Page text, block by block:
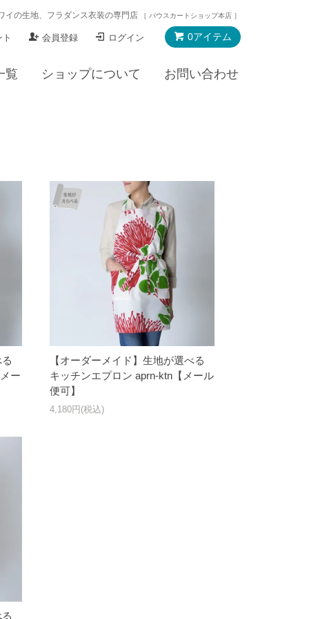
イの生地、フラダンス衣装の専門店 ［ パウスカートショップ本店 ］
0アイテム
会員登録 ログイン
覧 ショップについて お問い合わせ
ー
【オーダーメイド】生地が選べる
キッチンエプロン aprn-ktn【メール
便可】
4,180円(税込)